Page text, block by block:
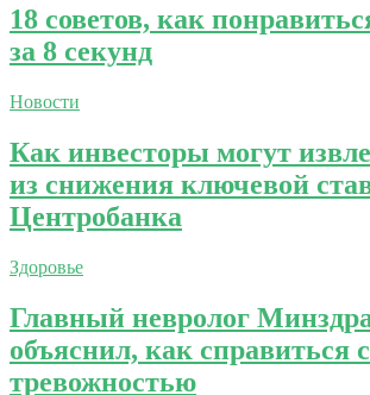
18 советов, как
за 8 секунд
Новости
Как инвесторы могут
из снижения ключевой
Центробанка
Здоровье
Главный невролог
объяснил, как справиться с
тревожностью